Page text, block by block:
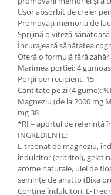
Ușor absorbit de creier
Promovați memoria de
Sprijină o viteză
Încurajează sănătatea
Oferă o formulă fără
Marimea portiei: 4
Porții per recipient: 15
Cantitate pe zi (4 gume):
Magneziu (de la 2000 mg
mg 38
*RI = aportul de referință
INGREDIENTE:
L-treonat de magneziu,
îndulcitor (eritritol),
arome naturale, ulei de
semințe de anatto (Bixa
Conține îndulcitori. L-